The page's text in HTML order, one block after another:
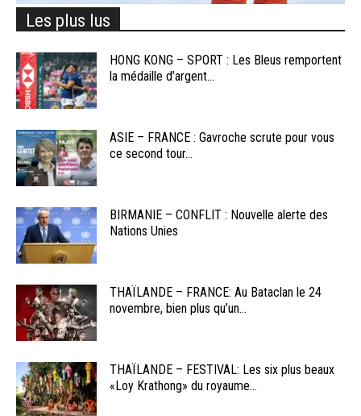
Les plus lus
HONG KONG – SPORT : Les Bleus remportent
la médaille d’argent...
ASIE – FRANCE : Gavroche scrute pour vous
ce second tour...
BIRMANIE – CONFLIT : Nouvelle alerte des
Nations Unies
THAÏLANDE – FRANCE: Au Bataclan le 24
novembre, bien plus qu’un...
THAÏLANDE – FESTIVAL: Les six plus beaux
«Loy Krathong» du royaume...